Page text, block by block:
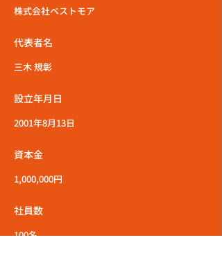
株式会社ベストモア
代表者名
三木 規彰
設立年月日
2001年8月13日
資本金
1,000,000円
社員数
100名